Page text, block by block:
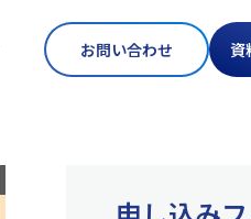
お問い合わせ 資